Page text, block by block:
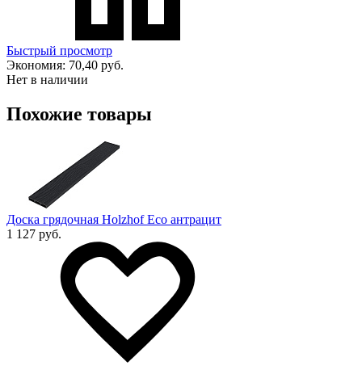
Быстрый просмотр
Экономия: 70,40 руб.
Нет в наличии
Похожие товары
Доска грядочная Holzhof Eco антрацит
1 127 руб.